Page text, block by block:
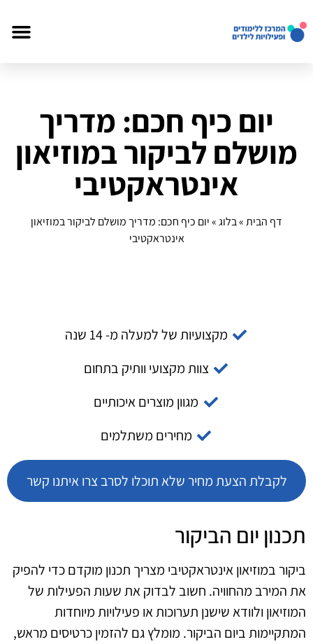
יום כיף חכם: מדריך
מושלם לביקור במוזיאון
אינטראקטיבי
דף הבית»בלוג»יום כיף חכם: מדריך מושלם לביקור במוזיאון
אינטראקטיבי
מקצועיות של למעלה מ- 14 שנה
צוות מקצועי וותיק בתחום
מגוון מוצרים איכותיים
מחירים משתלמים
לקבלת הצעת מחיר שלא תוכלו לסרב צרו איתנו קשר
תכנון יום הביקור
ביקור במוזיאון אינטראקטיבי מצריך תכנון מוקדם כדי להפיק
את המירב מהחוויה. חשוב לבדוק את שעות הפעילות של
המוזיאון ולוודא שישנן תערוכות או פעילויות מיוחדות
המתקיימות ביום הביקור. מומלץ גם להזמין כרטיסים מראש,